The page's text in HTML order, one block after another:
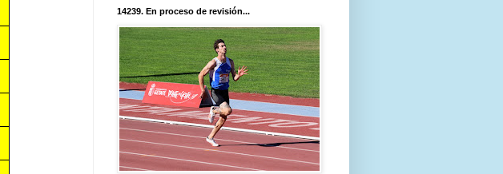
14239. En proceso de revisión...